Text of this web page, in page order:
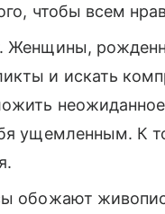
чтобы всем
Женщины,
и искать
ущемленным. К
обожают